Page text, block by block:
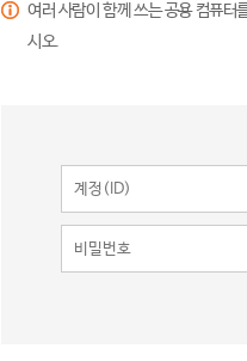
여러 사람이 함께 쓰는 공용 컴퓨터
시오.